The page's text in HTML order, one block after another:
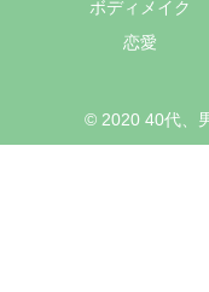
ボディメイク
恋愛
© 2020 40代、